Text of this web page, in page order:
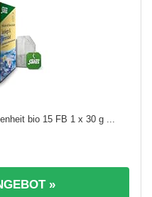
bio 15 FB 1 x 30 g ...
»